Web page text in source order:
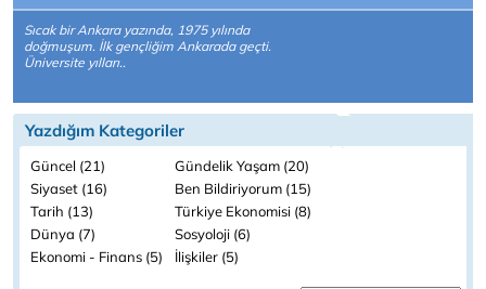
Sıcak bir Ankara yazında, 1975 yılında
doğmuşum. İlk gençliğim Ankarada geçti.
Üniversite yılları..
Yazdığım Kategoriler
Güncel (21)
Gündelik Yaşam (20)
Siyaset (16)
Ben Bildiriyorum (15)
Tarih (13)
Türkiye Ekonomisi (8)
Dünya (7)
Sosyoloji (6)
Ekonomi - Finans (5)
İlişkiler (5)